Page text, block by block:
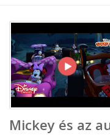
Mickey és az